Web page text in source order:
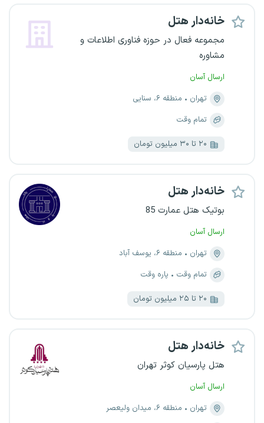
خانه‌دار هتل
مجموعه فعال در حوزه فناوری اطلاعات و
مشاوره
ارسال آسان
تهران
منطقه ۶، سنایی
تمام وقت
۲۰ تا ۳۰ میلیون تومان
خانه‌دار هتل
بوتیک هتل عمارت 85
ارسال آسان
تهران
منطقه ۶، یوسف آباد
تمام وقت
پاره وقت
۲۰ تا ۲۵ میلیون تومان
خانه‌دار هتل
هتل پارسیان کوثر تهران
ارسال آسان
تهران
منطقه ۶، میدان ولیعصر